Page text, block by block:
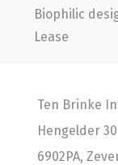
Biophilic
Lease
Ten Brinke
Hengelder 30
6902PA,